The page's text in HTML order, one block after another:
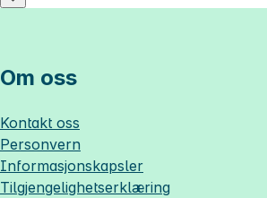
Om oss
Kontakt oss
Personvern
Informasjonskapsler
Tilgjengelighetserklæring